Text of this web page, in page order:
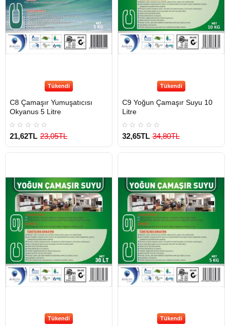
Tükendi
C8 Çamaşır Yumuşatıcısı
Okyanus 5 Litre
21,62TL 23,05TL
Tükendi
C9 Yoğun Çamaşır Suyu 10
Litre
32,65TL 34,80TL
Tükendi Tükendi